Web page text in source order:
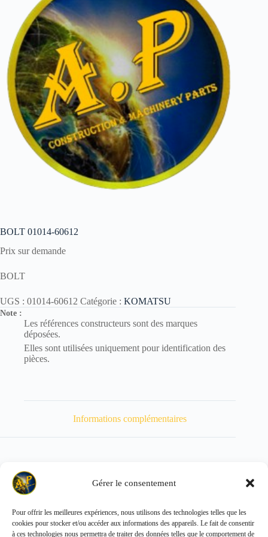
Gérer le consentement
Pour offrir les meilleures expériences, nous utilisons des technologies telles que les
cookies pour stocker et/ou accéder aux informations des appareils. Le fait de consentir
à ces technologies nous permettra de traiter des données telles que le comportement de
BOLT 01014-60612
Prix sur demande
BOLT
UGS : 01014-60612 Catégorie : KOMATSU
Note :
Les références constructeurs sont des marques
déposées.
Elles sont utilisées uniquement pour identification des
pièces.
Informations complémentaires
Poids 5 kg
Copyright © 2026 - ALL PARTS FRANCE SAS